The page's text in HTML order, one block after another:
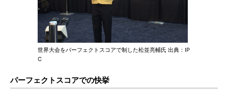
世界大会をパーフェクトスコアで制した松並亮輔氏 出典：IP
C
パーフェクトスコアでの快挙